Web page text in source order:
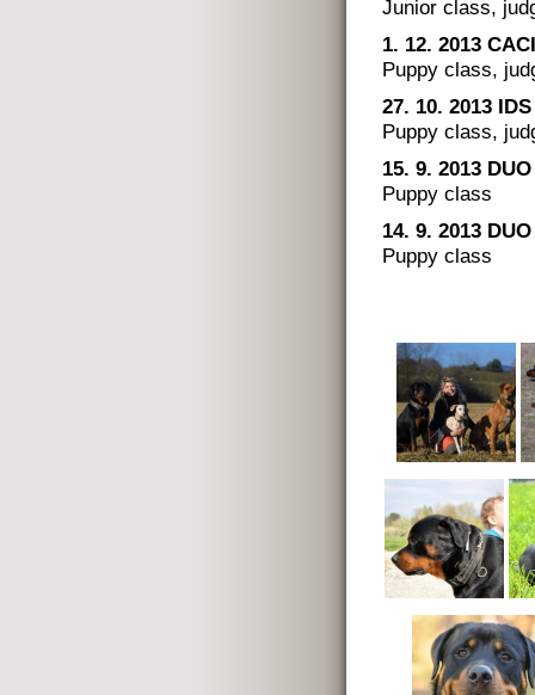
Junior class,
1. 12. 2013
Puppy class,
27. 10. 2013
Puppy class,
15. 9. 2013
Puppy class
14. 9. 2013
Puppy class